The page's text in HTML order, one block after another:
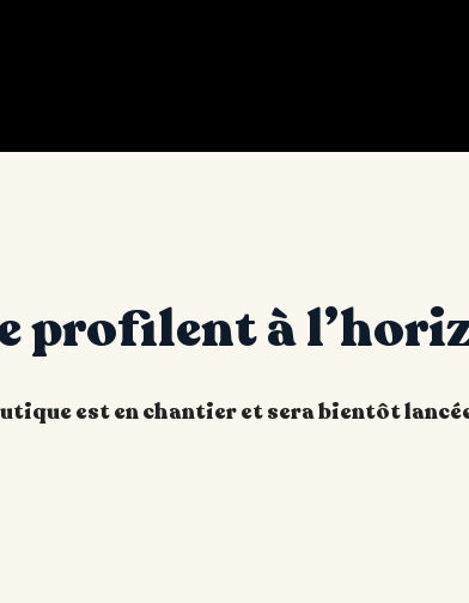
profilent à
est en chantier et sera bientôt